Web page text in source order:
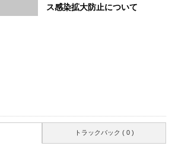
ス感染拡大防止について
トラックバック ( 0 )